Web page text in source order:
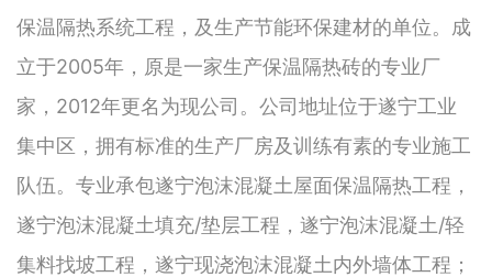
保温隔热系统工程，及生产节能环保建材的单位。成
立于2005年，原是一家生产保温隔热砖的专业厂
家，2012年更名为现公司。公司地址位于遂宁工业
集中区，拥有标准的生产厂房及训练有素的专业施工
队伍。专业承包遂宁泡沫混凝土屋面保温隔热工程，
遂宁泡沫混凝土填充/垫层工程，遂宁泡沫混凝土/轻
集料找坡工程，遂宁现浇泡沫混凝土内外墙体工程；